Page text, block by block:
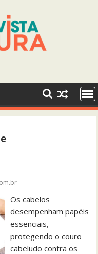
Os cabelos
desempenham papéis
essenciais,
protegendo o couro
cabeludo contra os